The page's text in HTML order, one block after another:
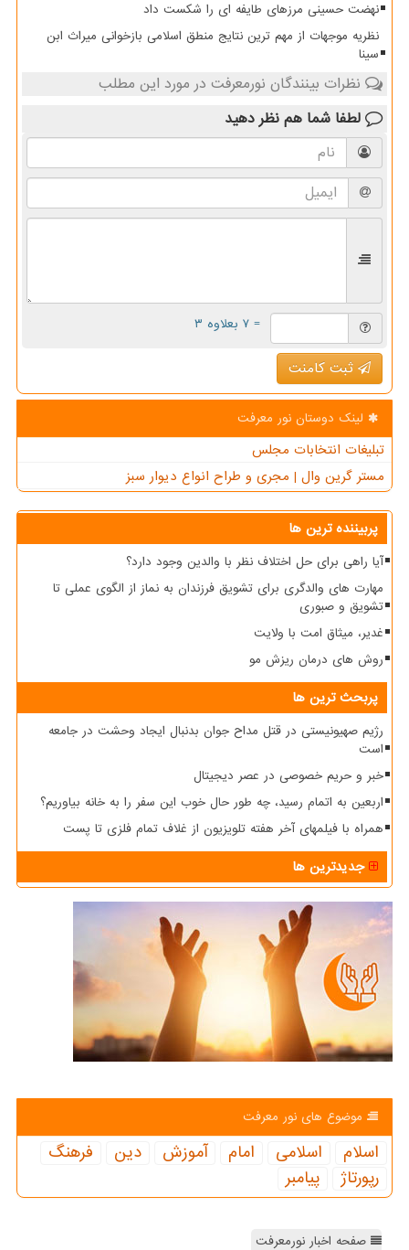
نهضت حسینی مرزهای طایفه ای را شکست داد
نظریه موجهات از مهم ترین نتایج منطق اسلامی بازخوانی میراث ابن
سینا
نظرات بینندگان نورمعرفت در مورد این مطلب
لطفا شما هم نظر دهید
= ۷ بعلاوه ۳
ثبت کامنت
لینک دوستان نور معرفت
تبلیغات انتخابات مجلس
مستر گرین وال | مجری و طراح انواع دیوار سبز
پربیننده ترین ها
آیا راهی برای حل اختلاف نظر با والدین وجود دارد؟
مهارت های والدگری برای تشویق فرزندان به نماز از الگوی عملی تا
تشویق و صبوری
غدیر، میثاق امت با ولایت
روش های درمان ریزش مو
پربحث ترین ها
رژیم صهیونیستی در قتل مداح جوان بدنبال ایجاد وحشت در جامعه
است
خبر و حریم خصوصی در عصر دیجیتال
اربعین به اتمام رسید، چه طور حال خوب این سفر را به خانه بیاوریم؟
همراه با فیلمهای آخر هفته تلویزیون از غلاف تمام فلزی تا پست
جدیدترین ها
موضوع های نور معرفت
اسلام اسلامی امام آموزش دین
فرهنگ
رپورتاژ
پیامبر
صفحه اخبار نورمعرفت